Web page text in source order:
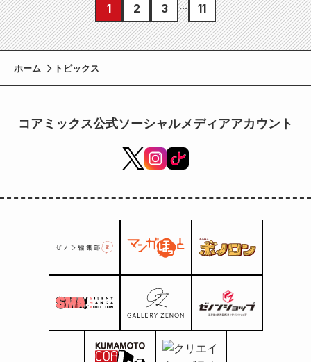
1 2 3 11
ホーム トピックス
コアミックス公式ソーシャルメディアアカウント